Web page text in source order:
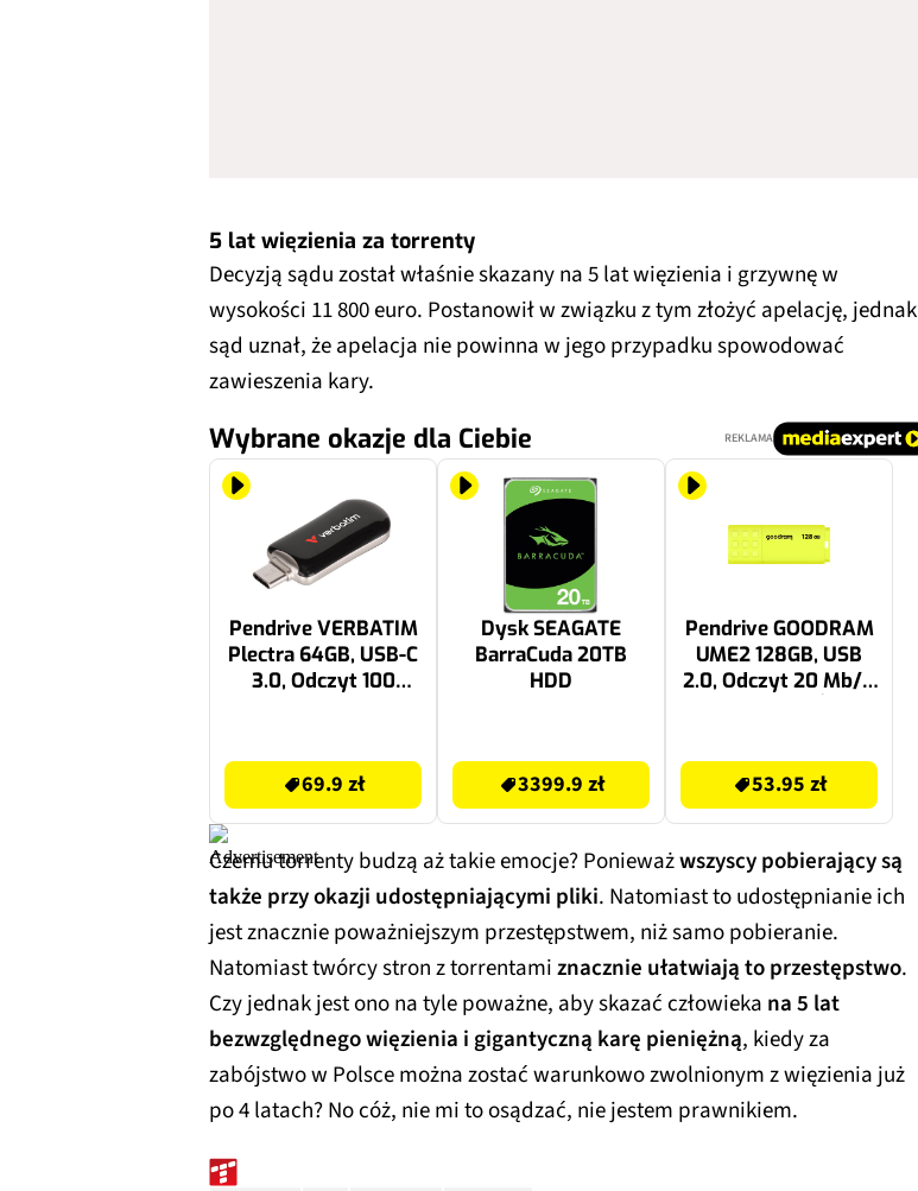
5 lat więzienia za torrenty
Decyzją sądu został właśnie skazany na 5 lat więzienia i grzywnę w
wysokości 11 800 euro. Postanowił w związku z tym złożyć apelację, jednak
sąd uznał, że apelacja nie powinna w jego przypadku spowodować
zawieszenia kary.
Wybrane okazje dla Ciebie REKLAMA
Pendrive VERBATIM
Plectra 64GB, USB-C
3.0, Odczyt 100
69.9 zł
Dysk SEAGATE
BarraCuda 20TB
HDD
3399.9 zł
Pendrive GOODRAM
UME2 128GB, USB
2.0, Odczyt 20 Mb/s,
53.95 zł
Czemu torrenty budzą aż takie emocje? Ponieważwszyscy pobierający są
także przy okazji udostępniającymi pliki. Natomiast to udostępnianie ich
jest znacznie poważniejszym przestępstwem, niż samo pobieranie.
Natomiast twórcy stron z torrentamiznacznie ułatwiają to przestępstwo.
Czy jednak jest ono na tyle poważne, aby skazać człowieka na 5 lat
bezwzględnego więzienia i gigantyczną karę pieniężną, kiedy za
zabójstwo w Polsce można zostać warunkowo zwolnionym z więzienia już
po 4 latach? No cóż, nie mi to osądzać, nie jestem prawnikiem.